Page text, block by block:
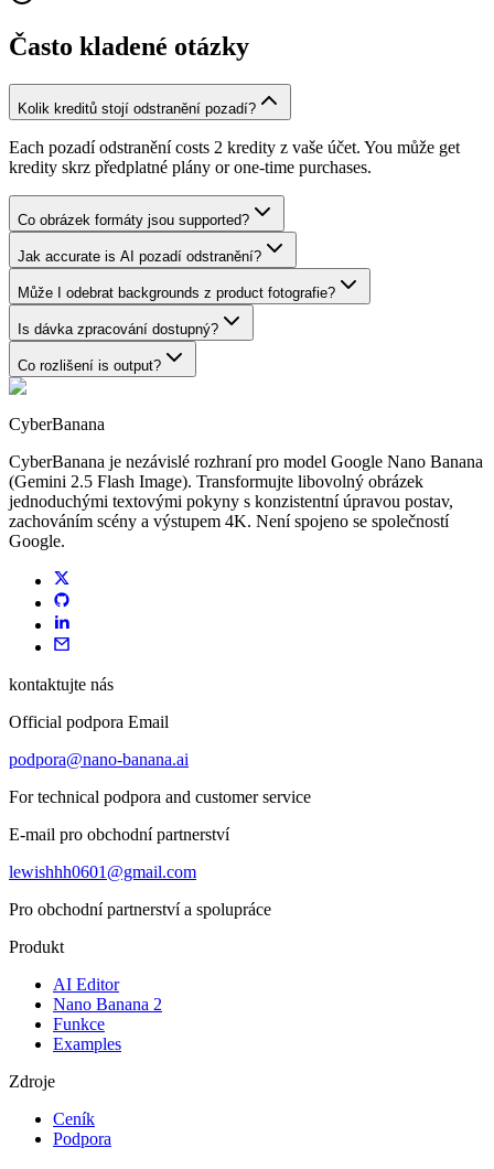
Často kladené otázky
Kolik kreditů stojí odstranění pozadí?
Each pozadí odstranění costs 2 kredity z vaše účet. You může get
kredity skrz předplatné plány or one-time purchases.
Co obrázek formáty jsou supported?
Jak accurate is AI pozadí odstranění?
Může I odebrat backgrounds z product fotografie?
Is dávka zpracování dostupný?
Co rozlišení is output?
CyberBanana
CyberBanana je nezávislé rozhraní pro model Google Nano Banana
(Gemini 2.5 Flash Image). Transformujte libovolný obrázek
jednoduchými textovými pokyny s konzistentní úpravou postav,
zachováním scény a výstupem 4K. Není spojeno se společností
Google.
kontaktujte nás
Official podpora Email
podpora@nano-banana.ai
For technical podpora and customer service
E-mail pro obchodní partnerství
lewishhh0601@gmail.com
Pro obchodní partnerství a spolupráce
Produkt
AI Editor
Nano Banana 2
Funkce
Examples
Zdroje
Ceník
Podpora